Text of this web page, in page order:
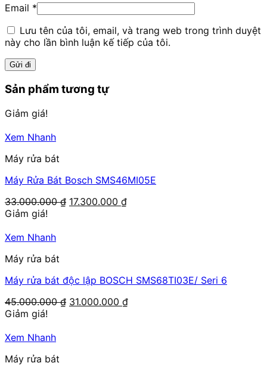
Email *
Lưu tên của tôi, email, và trang web trong trình duyệt
này cho lần bình luận kế tiếp của tôi.
Sản phẩm tương tự
Giảm giá!
Xem Nhanh
Máy rửa bát
Máy Rửa Bát Bosch SMS46MI05E
33.000.000₫ Giá
17.300.000 ₫Giá
Giảm giá!
Xem Nhanh
Máy rửa bát
Máy rửa bát độc lập BOSCH SMS68TI03E/ Seri 6
45.000.000₫ Giá
31.000.000 ₫Giá
Giảm giá!
Xem Nhanh
Máy rửa bát